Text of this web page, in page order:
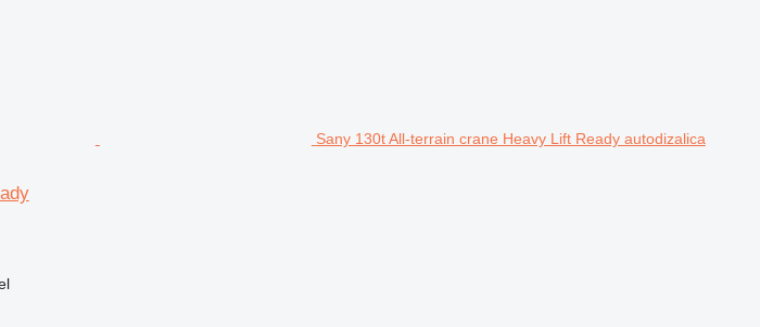
Sany 130t All-terrain crane Heavy Lift Ready autodizalica